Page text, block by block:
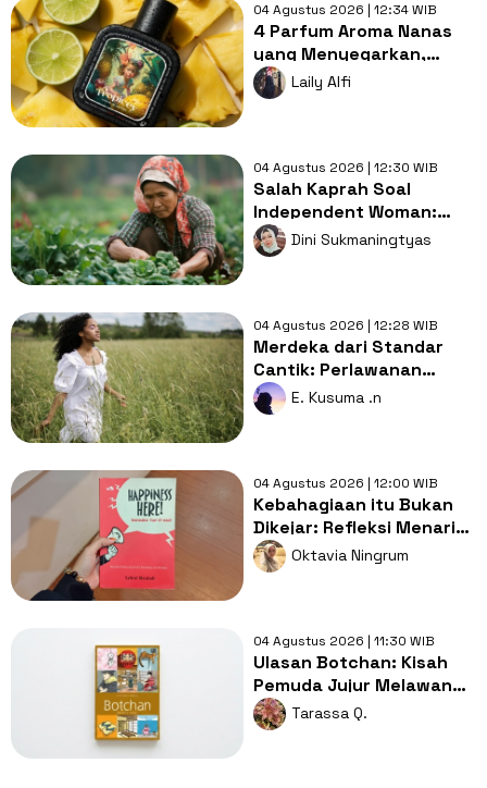
04 Agustus 2026 | 12:34 WIB
4 Parfum Aroma Nanas
yang Menyegarkan,
Cocok Dipakai Saat
Cuaca Panas!
Laily Alfi
04 Agustus 2026 | 12:30 WIB
Salah Kaprah Soal
Independent Woman:
Kemandirian yang
Terjebak Bias Kelas
Dini Sukmaningtyas
04 Agustus 2026 | 12:28 WIB
Merdeka dari Standar
Cantik: Perlawanan
Perempuan terhadap
Beauty Pressure
E. Kusuma .n
04 Agustus 2026 | 12:00 WIB
Kebahagiaan itu Bukan
Dikejar: Refleksi Menarik
dari Buku Happiness
Here!
Oktavia Ningrum
04 Agustus 2026 | 11:30 WIB
Ulasan Botchan: Kisah
Pemuda Jujur Melawan
Kemunafikan Dunia Kerja
Tarassa Q.